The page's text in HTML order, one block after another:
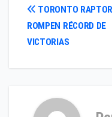
de
entradas
TORONTO
ROMPEN RÉCORD DE
VICTORIAS